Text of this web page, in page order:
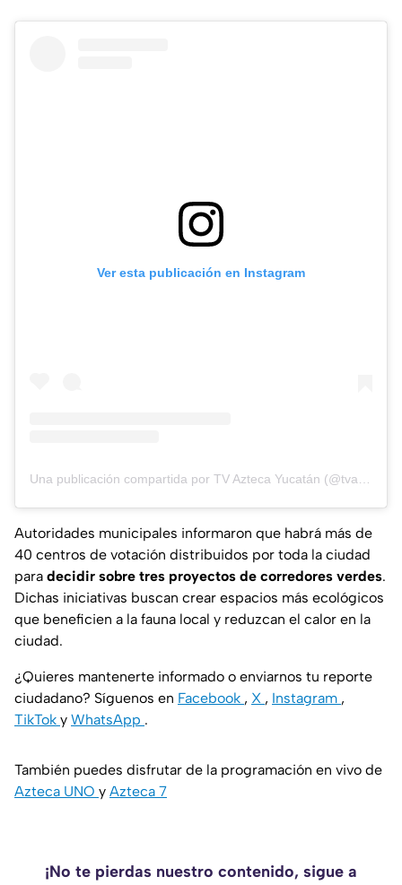
Ver esta publicación en Instagram
Una publicación compartida por TV Azteca Yucatán (@tvaztecayucatan)
Autoridades municipales informaron que habrá más de
40 centros de votación distribuidos por toda la ciudad
para decidir sobre tres proyectos de corredores verdes.
Dichas iniciativas buscan crear espacios más ecológicos
que beneficien a la fauna local y reduzcan el calor en la
ciudad.
¿Quieres mantenerte informado o enviarnos tu reporte
ciudadano? Síguenos en Facebook , X , Instagram ,
TikTok y WhatsApp .
También puedes disfrutar de la programación en vivo de
Azteca UNO y Azteca 7
¡No te pierdas nuestro contenido, sigue a